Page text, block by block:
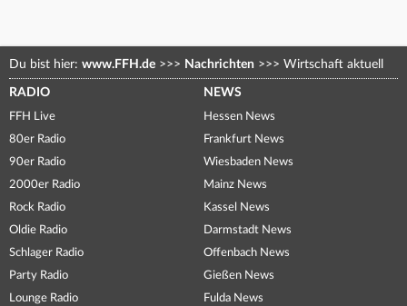
Du bist hier: www.FFH.de >>> Nachrichten >>> Wirtschaft aktuell
RADIO
FFH Live
80er Radio
90er Radio
2000er Radio
Rock Radio
Oldie Radio
Schlager Radio
Party Radio
Lounge Radio
NEWS
Hessen News
Frankfurt News
Wiesbaden News
Mainz News
Kassel News
Darmstadt News
Offenbach News
Gießen News
Fulda News